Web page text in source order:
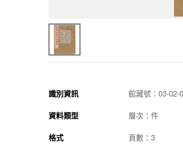
識別資訊 館藏號：03-02-
資料類型 層次：件
格式 頁數：3